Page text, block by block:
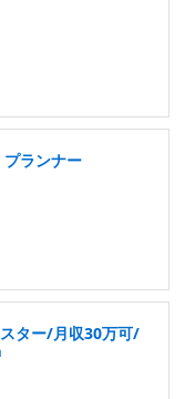
ランナー
ター/月収30万可/